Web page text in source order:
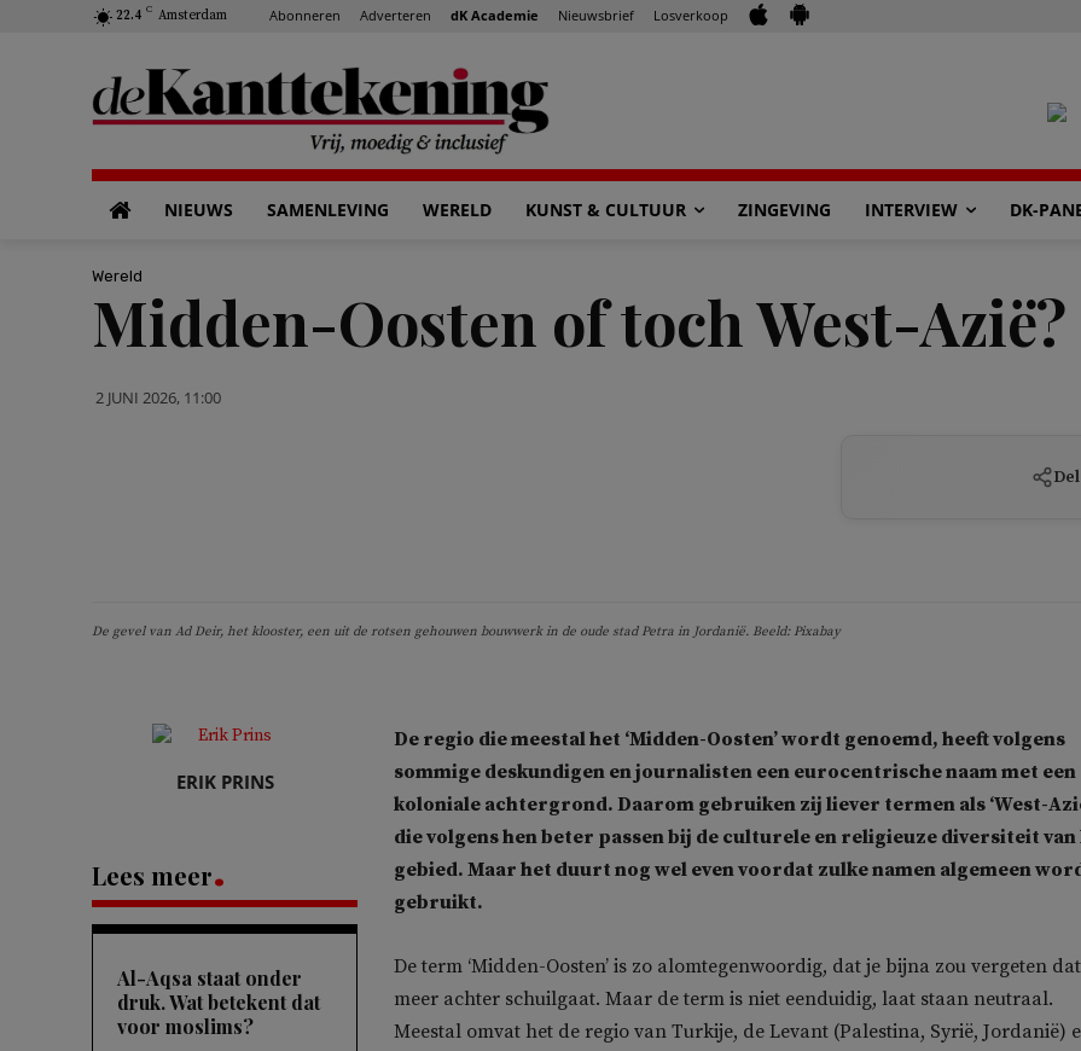
22.4 C Amsterdam Abonneren Adverteren dK Academie Nieuwsbrief Losverkoop
NIEUWS SAMENLEVING WERELD KUNST & CULTUUR ZINGEVING INTERVIEW DK-
Wereld
Midden-Oosten of toch West-Azië?
2 JUNI 2026, 11:00
De gevel van Ad Deir, het klooster, een uit de rotsen gehouwen bouwwerk in de oude stad Petra in Jordanië. Beeld: Pixabay
ERIK PRINS
Lees meer
Al-Aqsa staat onder
druk. Wat betekent dat
voor moslims?
De regio die meestal het ‘Midden-Oosten’ wordt genoemd, heeft volgens
sommige deskundigen en journalisten een eurocentrische naam met een
koloniale achtergrond. Daarom gebruiken zij liever termen als ‘West-
die volgens hen beter passen bij de culturele en religieuze diversiteit van
gebied. Maar het duurt nog wel even voordat zulke namen algemeen
gebruikt.
De term ‘Midden-Oosten’ is zo alomtegenwoordig, dat je bijna zou vergeten
meer achter schuilgaat. Maar de term is niet eenduidig, laat staan neutraal.
Meestal omvat het de regio van Turkije, de Levant (Palestina, Syrië, Jordanië)